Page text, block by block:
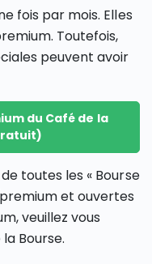
fois par mois. Elles
Toutefois,
peuvent avoir
du Café de la
toutes les « Bourse
et ouvertes
veuillez vous
Bourse.